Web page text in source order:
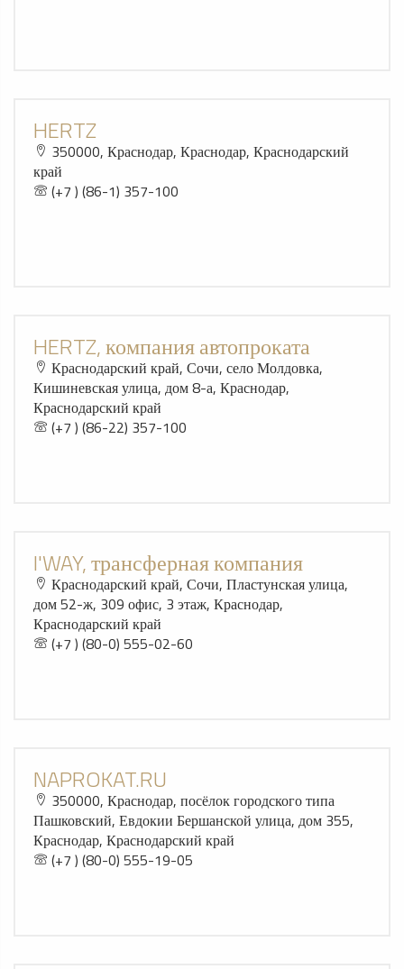
HERTZ
350000, Краснодар, Краснодар, Краснодарский
край
(+7 ) (86-1) 357-100
HERTZ, компания автопроката
Краснодарский край, Сочи, село Молдовка,
Кишиневская улица, дом 8-а, Краснодар,
Краснодарский край
(+7 ) (86-22) 357-100
I'WAY, трансферная компания
Краснодарский край, Сочи, Пластунская улица,
дом 52-ж, 309 офис, 3 этаж, Краснодар,
Краснодарский край
(+7 ) (80-0) 555-02-60
NAPROKAT.RU
350000, Краснодар, посёлок городского типа
Пашковский, Евдокии Бершанской улица, дом 355,
Краснодар, Краснодарский край
(+7 ) (80-0) 555-19-05